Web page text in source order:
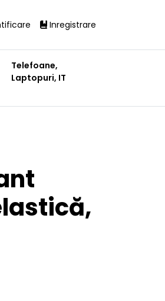
Inregistrare
Telefoane,
Laptopuri, IT